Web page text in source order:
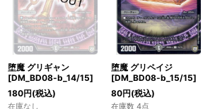
堕魔 グリギャン
[DM_BD08-b_14/15]
180円(税込)
在庫なし
堕魔 グリペイジ
[DM_BD08-b_15/15]
80円(税込)
在庫数 4点